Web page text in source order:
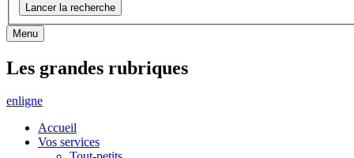
Lancer la recherche
Menu
Les grandes rubriques
enligne
Accueil
Vos services